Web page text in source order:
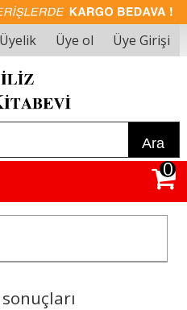
Üye ol Üye Girişi
Ara
0